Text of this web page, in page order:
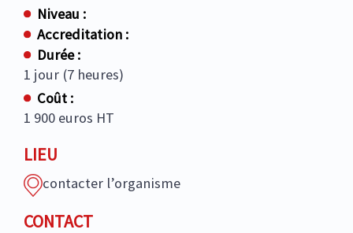
Niveau :
Accreditation :
Durée :
1 jour (7 heures)
Coût :
1 900 euros HT
LIEU
contacter l’organisme
CONTACT